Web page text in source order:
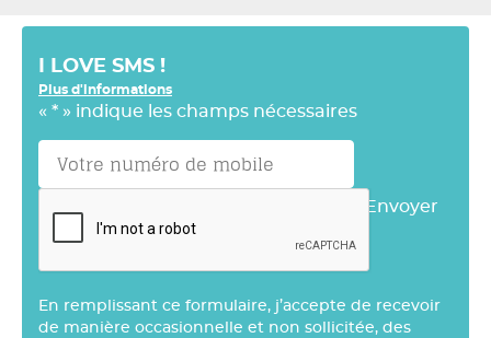
I LOVE SMS !
Plus d'informations
« * » indique les champs nécessaires
Envoyer
En remplissant ce formulaire, j’accepte de recevoir
de manière occasionnelle et non sollicitée, des